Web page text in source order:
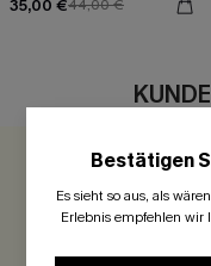
35,00 €44,00 €
Bestätigen
Es sieht so aus, als
Erlebnis empfehlen wir